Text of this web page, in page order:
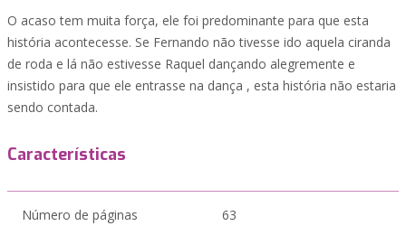
O acaso tem muita força, ele foi predominante para que esta
história acontecesse. Se Fernando não tivesse ido aquela ciranda
de roda e lá não estivesse Raquel dançando alegremente e
insistido para que ele entrasse na dança , esta história não estaria
sendo contada.
Características
Número de páginas 63